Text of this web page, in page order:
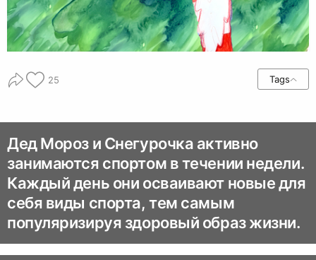
25 Tags
Дед Мороз и Снегурочка активно
занимаются спортом в течении недели.
Каждый день они осваивают новые для
себя виды спорта, тем самым
популяризируя здоровый образ жизни.